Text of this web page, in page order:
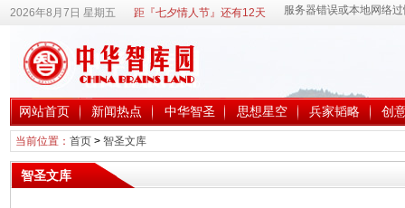
2026年8月7日 星期五 距『七夕情人节』还有12天
网站首页 新闻热点 中华智圣 思想星空 兵家韬略 创
当前位置： 首页> 智圣文库
智圣文库